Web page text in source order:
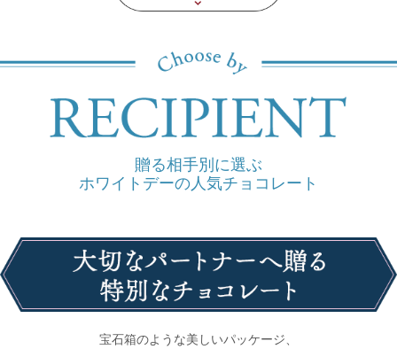
贈る相手別に選ぶ
ホワイトデーの人気チョコレート
宝石箱のような美しいパッケージ、